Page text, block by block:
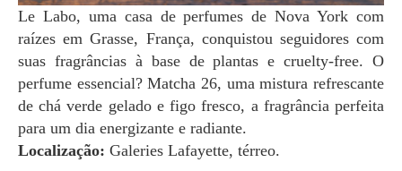
Le Labo, uma casa de perfumes de Nova York com
raízes em Grasse, França, conquistou seguidores com
suas fragrâncias à base de plantas e cruelty-free. O
perfume essencial? Matcha 26, uma mistura refrescante
de chá verde gelado e figo fresco, a fragrância perfeita
para um dia energizante e radiante.
Localização: Galeries Lafayette, térreo.